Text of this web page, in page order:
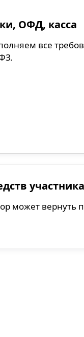
ОФД, касса
все
участника
может вернуть